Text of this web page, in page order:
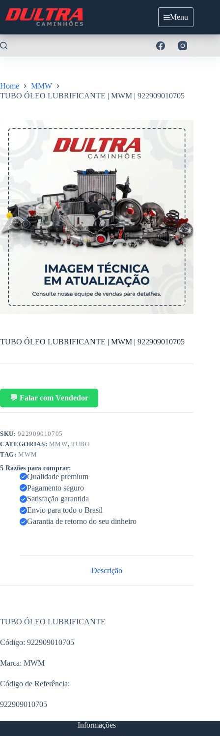
para
Menu
Home
MMW
TUBO ÓLEO LUBRIFICANTE | MWM | 922909010705
TUBO ÓLEO LUBRIFICANTE | MWM | 922909010705
💬 Falar com Vendedor
SKU:922909010705
CATEGORIAS: MMW,TUBO
TAG:MWM
5 Razões para comprar:
Qualidade premium
Pagamento seguro
Satisfação garantida
Envio para todo o Brasil
Garantia de retorno do seu dinheiro
Descrição
TUBO ÓLEO LUBRIFICANTE
Código: 922909010705
Marca: MWM
Código de Referência:
922909010705
Informações